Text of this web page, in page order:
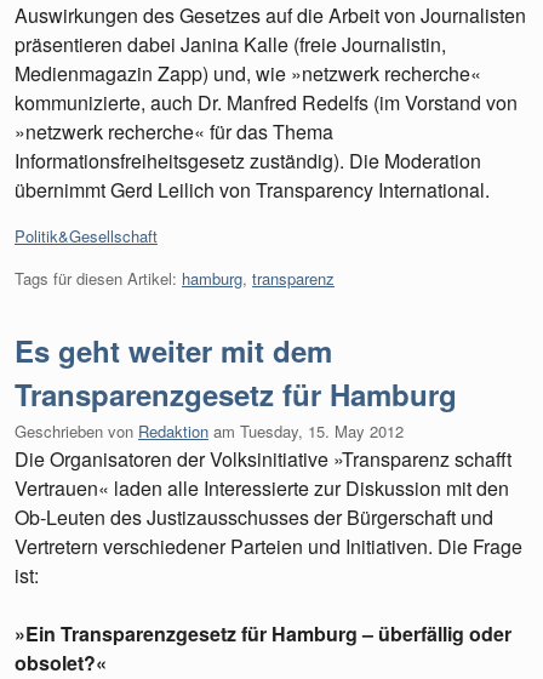
Auswirkungen des Gesetzes auf die Arbeit von Journalisten
präsentieren dabei Janina Kalle (freie Journalistin,
Medienmagazin Zapp) und, wie »netzwerk recherche«
kommunizierte, auch Dr. Manfred Redelfs (im Vorstand von
»netzwerk recherche« für das Thema
Informationsfreiheitsgesetz zuständig). Die Moderation
übernimmt Gerd Leilich von Transparency International.
Kategorien:
Politik&Gesellschaft
Tags für diesen Artikel: hamburg, transparenz
Es geht weiter mit dem
Transparenzgesetz für Hamburg
Geschrieben von Redaktion am Tuesday, 15. May 2012
Die Organisatoren der Volksinitiative »Transparenz schafft
Vertrauen« laden alle Interessierte zur Diskussion mit den
Ob-Leuten des Justizausschusses der Bürgerschaft und
Vertretern verschiedener Parteien und Initiativen. Die Frage
ist:
»Ein Transparenzgesetz für Hamburg – überfällig oder
obsolet?«